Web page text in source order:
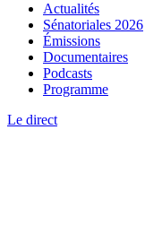
Actualités
Sénatoriales 2026
Émissions
Documentaires
Podcasts
Programme
Le direct